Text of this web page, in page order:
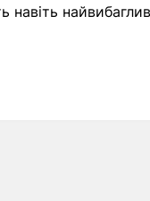
навіть